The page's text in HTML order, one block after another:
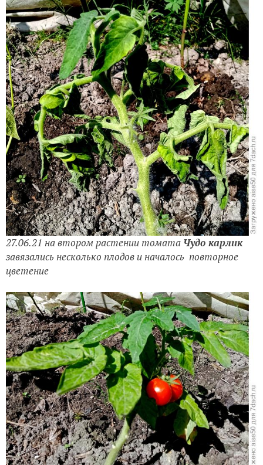
27.06.21 на втором растении томата Чудо карлик
завязались несколько плодов и началось повторное
цветение